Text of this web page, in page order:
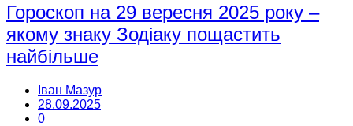
Гороскоп на 29 вересня 2025 року –
якому знаку Зодіаку пощастить
найбільше
Іван Мазур
28.09.2025
0